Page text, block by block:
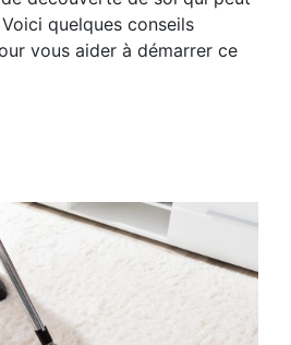
quelques conseils
vous aider à démarrer ce